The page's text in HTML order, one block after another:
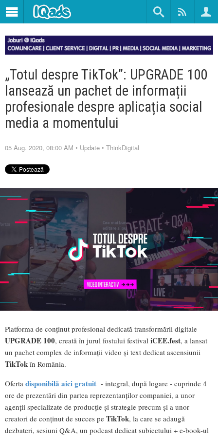
„Totul despre TikTok”: UPGRADE 100
lansează un pachet de informații
profesionale despre aplicația social
media a momentului
05 Aug. 2020, 08:00 AM • Update • ThinkDigital
Platforma de conținut profesional dedicată transformării digitale
UPGRADE 100, creată în jurul fostului festival iCEE.fest, a lansat
un pachet complex de informații video și text dedicat ascensiunii
TikTok în România.
Oferta disponibilă aici gratuit - integral, după logare - cuprinde 4
ore de prezentări din partea reprezentanților companiei, a unor
agenții specializate de producție și strategie precum și a unor
creatori de conținut de succes pe TikTok, la care se adaugă
dezbateri, sesiuni Q&A, un podcast dedicat subiectului + e-book-ul